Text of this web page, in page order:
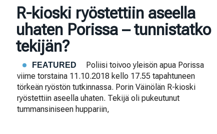
R-kioski ryöstettiin aseella
uhaten Porissa – tunnistatko
tekijän?
FEATURED
Poliisi toivoo yleisön apua Porissa
viime torstaina 11.10.2018 kello 17.55 tapahtuneen
törkeän ryöstön tutkinnassa. Porin Väinölän R-kioski
ryöstettiin aseella uhaten. Tekijä oli pukeutunut
tummansiniseen huppariin,